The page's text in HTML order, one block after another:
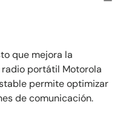
que mejora la
portátil Motorola
permite optimizar
de comunicación.